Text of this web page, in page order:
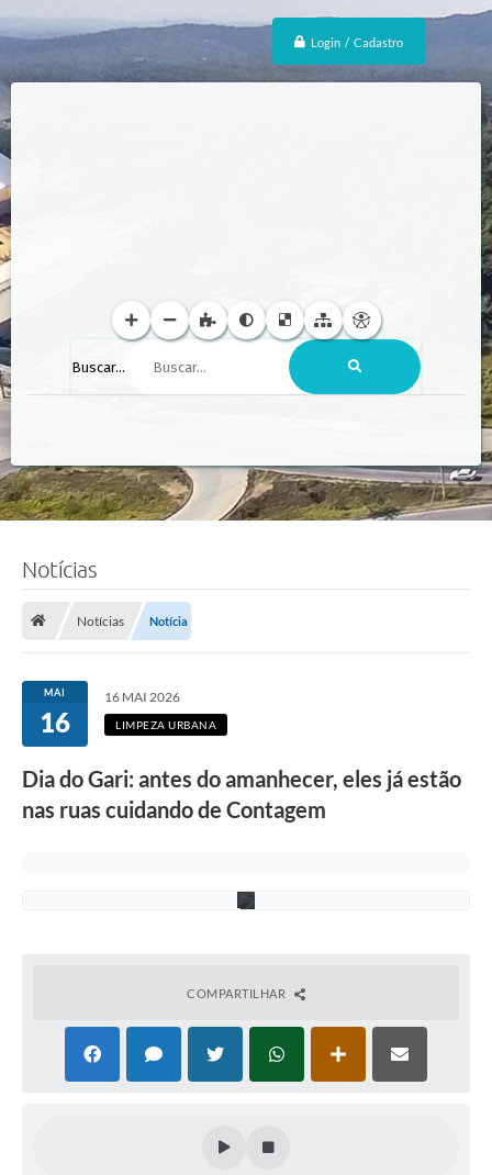
Login / Cadastro
Buscar...
Notícias
Notícias Notícia
MAI
16
16 MAI 2026
LIMPEZA URBANA
Dia do Gari: antes do amanhecer, eles já estão
nas ruas cuidando de Contagem
e
a
COMPARTILHAR